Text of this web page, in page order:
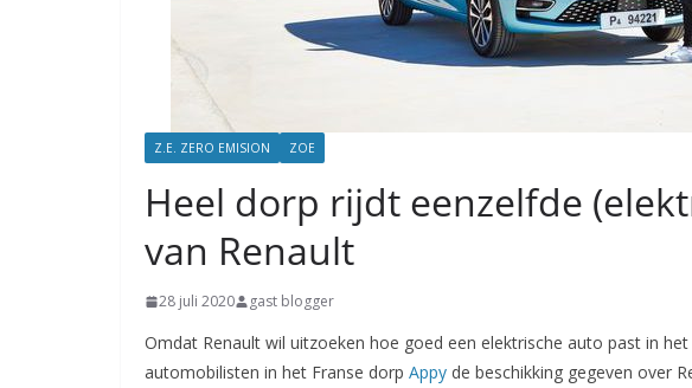
Z.E. ZERO EMISION ZOE
Heel dorp rijdt eenzelfde
van Renault
28 juli 2020 gast blogger
Omdat Renault wil uitzoeken hoe goed een elektrische auto past in
automobilisten in het Franse dorp Appy de beschikking gegeven over